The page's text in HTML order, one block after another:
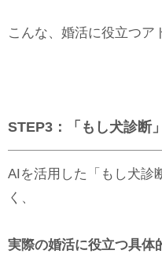
こんな、婚活に役立つア
STEP3 ：「もし犬診断
AIを活用した「もし犬診
く、
実際の婚活に役立つ具体